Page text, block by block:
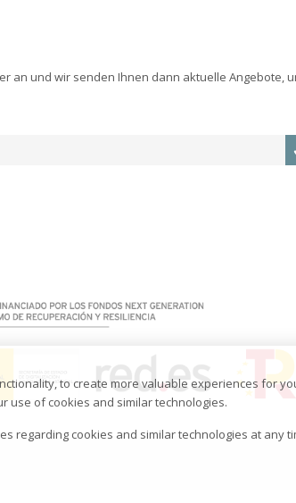
an und wir senden Ihnen dann aktuelle Angebote,
to create more valuable experiences for
use of cookies and similar technologies.
regarding cookies and similar technologies at any